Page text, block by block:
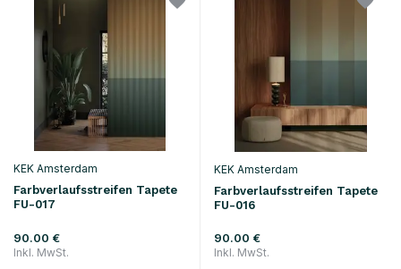
KEK Amsterdam
Farbverlaufsstreifen Tapete
FU-017
90.00 €
Inkl. MwSt.
KEK Amsterdam
Farbverlaufsstreifen Tapete
FU-016
90.00 €
Inkl. MwSt.